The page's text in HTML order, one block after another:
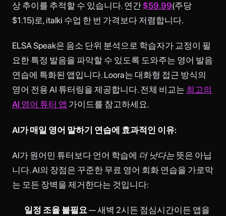
상 추이를 추적할 수 있습니다. 연간 $59.99(주당
$1.15)로, italki 수업 한 번 가격보다 저렴합니다.
ELSA Speak은 음소 단위 분석으로 학습자가 교정이 필
요한 특정 발음을 파악할 수 있도록 도와주는 영어 발음
연습에 특화된 앱입니다. Loora는 대화형 접근 방식의
영어 전용 AI 튜터링을 제공합니다. 전체 비교는 최고의
AI 영어 튜터 앱 가이드를 참고하세요.
AI가 매일 영어 말하기 연습에 효과적인 이유:
AI가 원어민 튜터보다 언어 학습에 더 낫다는 뜻은 아닙
니다. AI의 장점은 꾸준한 무료 영어 회화 연습을 가로막
는 모든 장벽을 제거한다는 것입니다:
일정 조율 불필요— 새벽 2시든 점심시간이든 앱을